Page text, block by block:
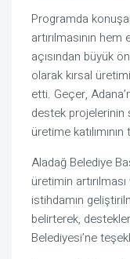
Programda
artırılmasının
açısından büyük
olarak kırsal
etti. Geçer,
destek projelerinin
üretime
Aladağ Belediye
üretimin
istihdamın
belirterek,
Belediyesi’ne